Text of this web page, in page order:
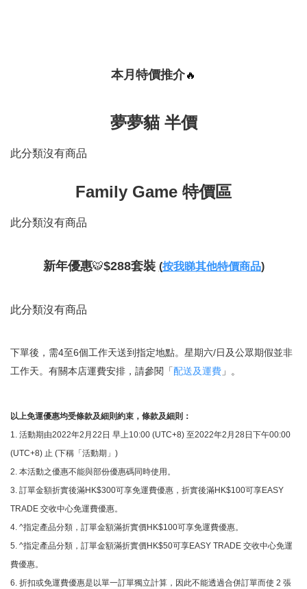
本月特價推介🔥
夢夢貓 半價
此分類沒有商品
Family Game 特價區
此分類沒有商品
新年優惠🐯$288套裝 (按我睇其他特價商品)
此分類沒有商品
下單後，需4至6個工作天送到指定地點。星期六/日及公眾期假並非
工作天。有關本店運費安排，請參閱「配送及運費 」。
以上免運優惠均受條款及細則約束，條款及細則：
1. 活動期由2022年2月22日 早上10:00 (UTC+8) 至2022年2月28日下午00:00
(UTC+8) 止 (下稱「活動期」)
2. 本活動之優惠不能與部份優惠碼同時使用。
3. 訂單金額折實後滿HK$300可享免運費優惠，折實後滿HK$100可享EASY
TRADE 交收中心免運費優惠。
4. ^指定產品分類，訂單金額滿折實價HK$100可享免運費優惠。
5. ^指定產品分類，訂單金額滿折實價HK$50可享EASY TRADE 交收中心免運
費優惠。
6. 折扣或免運費優惠是以單一訂單獨立計算，因此不能透過合併訂單而使 2 張